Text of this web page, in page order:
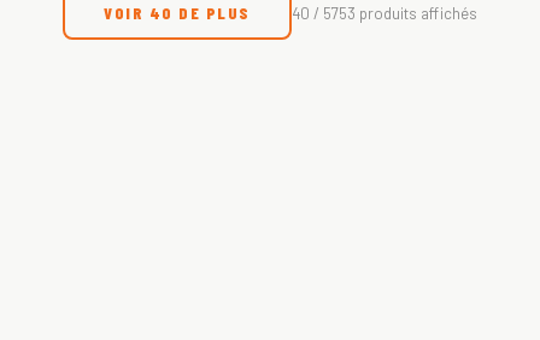
VOIR 40 DE PLUS 40 / 5753 produits affichés